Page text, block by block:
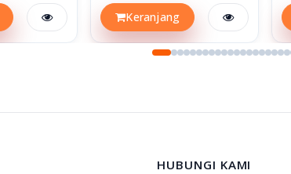
Keranjang
HUBUNGI KAMI